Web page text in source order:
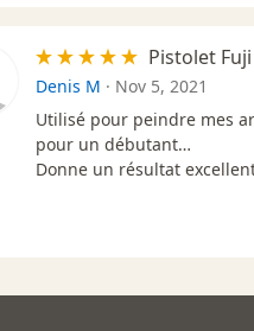
Pistolet Fuji
Denis M · Nov 5, 2021
Utilisé pour peindre mes
pour un débutant…
Donne un résultat